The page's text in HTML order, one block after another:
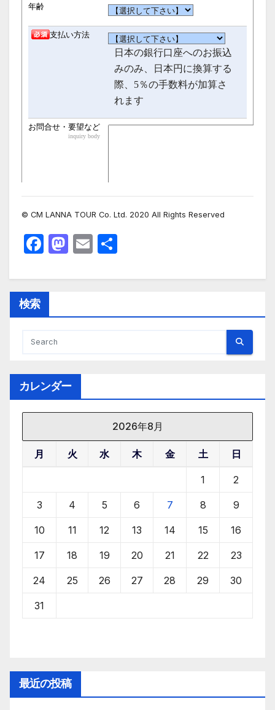
© CM LANNA TOUR Co. Ltd. 2020 All Rights Reserved
F
c
b
o
k
M
st
d
E
ail
検索
カレンダー
2026年8月
月 火 水 木 金 土 日
1 2
3 4 5 6 7 8 9
10 11 12 13 14 15 16
17 18 19 20 21 22 23
24 25 26 27 28 29 30
31
最近の投稿